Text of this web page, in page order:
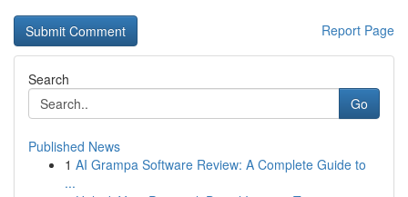
Report Page
Search
Go
Published News
1 AI Grampa Software Review: A Complete Guide to
...